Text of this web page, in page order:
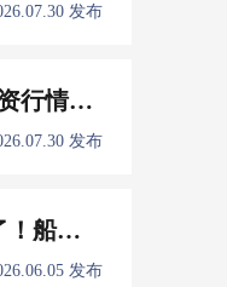
发布
2026年8月船员工资行情参考
发布
第三版题库上线了！船员免费刷！
发布